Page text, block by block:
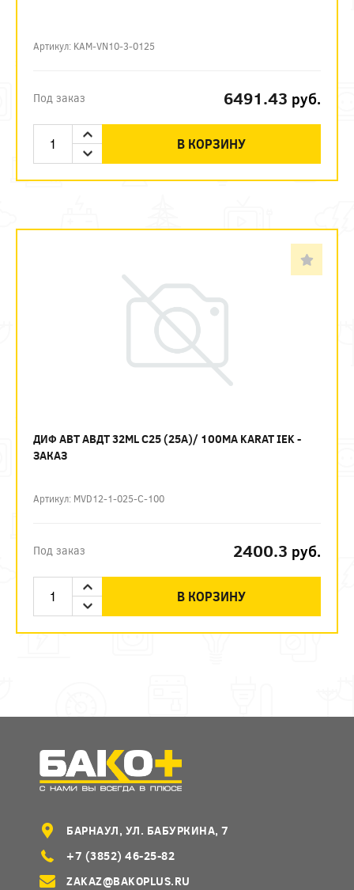
Артикул: KAM-VN10-3-0125
Под заказ 6491.43 руб.
В КОРЗИНУ
ДИФ АВТ АВДТ 32ML C25 (25А)/ 100МА KARAT IEK -
ЗАКАЗ
Артикул: MVD12-1-025-C-100
Под заказ 2400.3 руб.
В КОРЗИНУ
БАРНАУЛ, УЛ. БАБУРКИНА, 7
+7 (3852) 46-25-82
ZAKAZ@BAKOPLUS.RU